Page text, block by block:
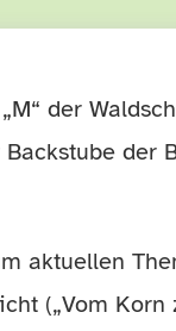
der
der
aktuellen
(„Vom Korn